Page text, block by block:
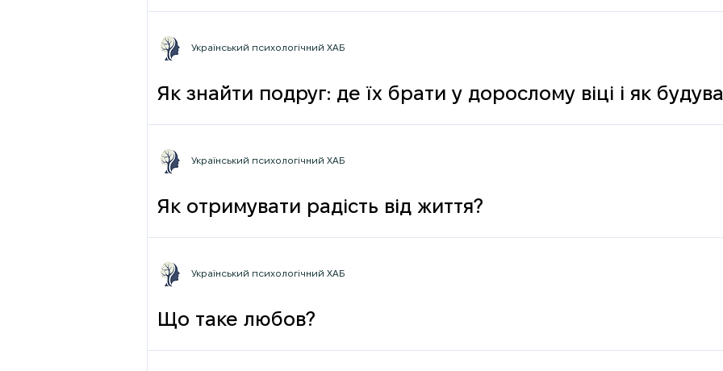
Як знайти подруг: де їх брати у дорослому віці і як
Український психологічний ХАБ
Як отримувати радість від життя?
Український психологічний ХАБ
Що таке любов?
Український психологічний ХАБ